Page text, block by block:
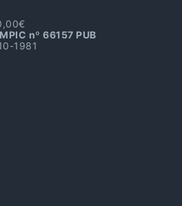
nº 66157 PUB
1981